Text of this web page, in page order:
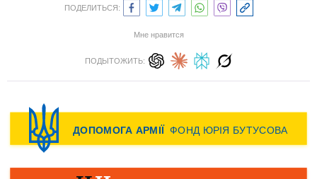
ПОДЕЛИТЬСЯ:
Мне нравится
ПОДЫТОЖИТЬ: